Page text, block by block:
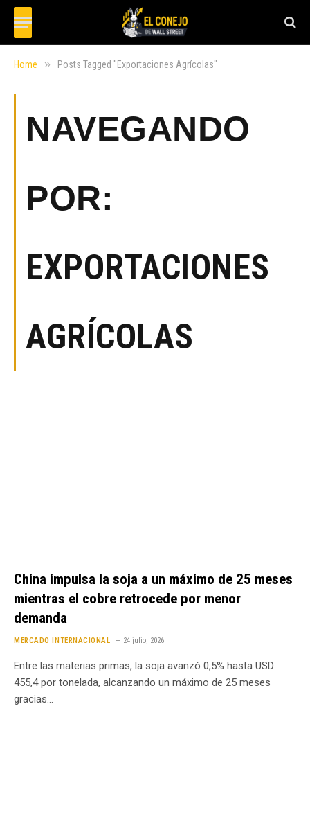
Home » Posts Tagged "Exportaciones Agrícolas"
NAVEGANDO
POR:
EXPORTACIONES
AGRÍCOLAS
China impulsa la soja a un máximo de 25 meses
mientras el cobre retrocede por menor
demanda
MERCADO INTERNACIONAL 24 julio, 2026
Entre las materias primas, la soja avanzó 0,5% hasta USD
455,4 por tonelada, alcanzando un máximo de 25 meses
gracias…